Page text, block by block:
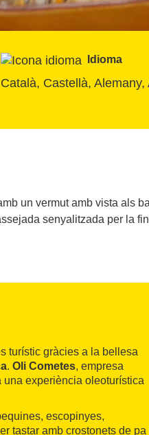
Idioma
Català, Castellà, Alemany,
un vermut amb vista als
senyalitzada per la
turístic gràcies a la bellesa
. Oli Cometes, empresa
experiència oleoturística
escopinyes,
tastar amb crostonets de pa